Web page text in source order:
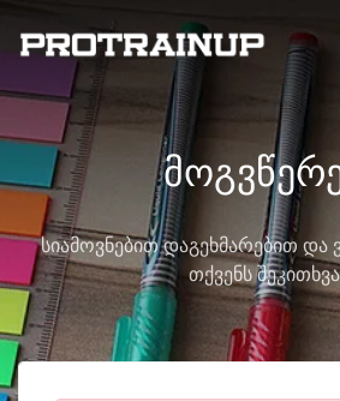
სიამოვნებით დაგეხმარებით და
თქვენს